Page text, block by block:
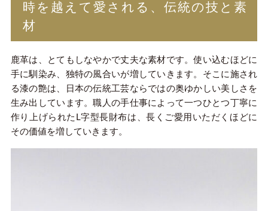
時を越えて愛される、伝統の技と素
材
鹿革は、とてもしなやかで丈夫な素材です。使い込むほどに
手に馴染み、独特の風合いが増していきます。そこに施され
る漆の艶は、日本の伝統工芸ならではの奥ゆかしい美しさを
生み出しています。職人の手仕事によって一つひとつ丁寧に
作り上げられたL字型長財布は、長くご愛用いただくほどに
その価値を増していきます。